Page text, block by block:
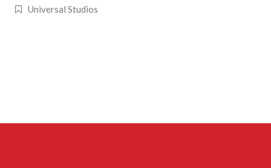
Universal Studios